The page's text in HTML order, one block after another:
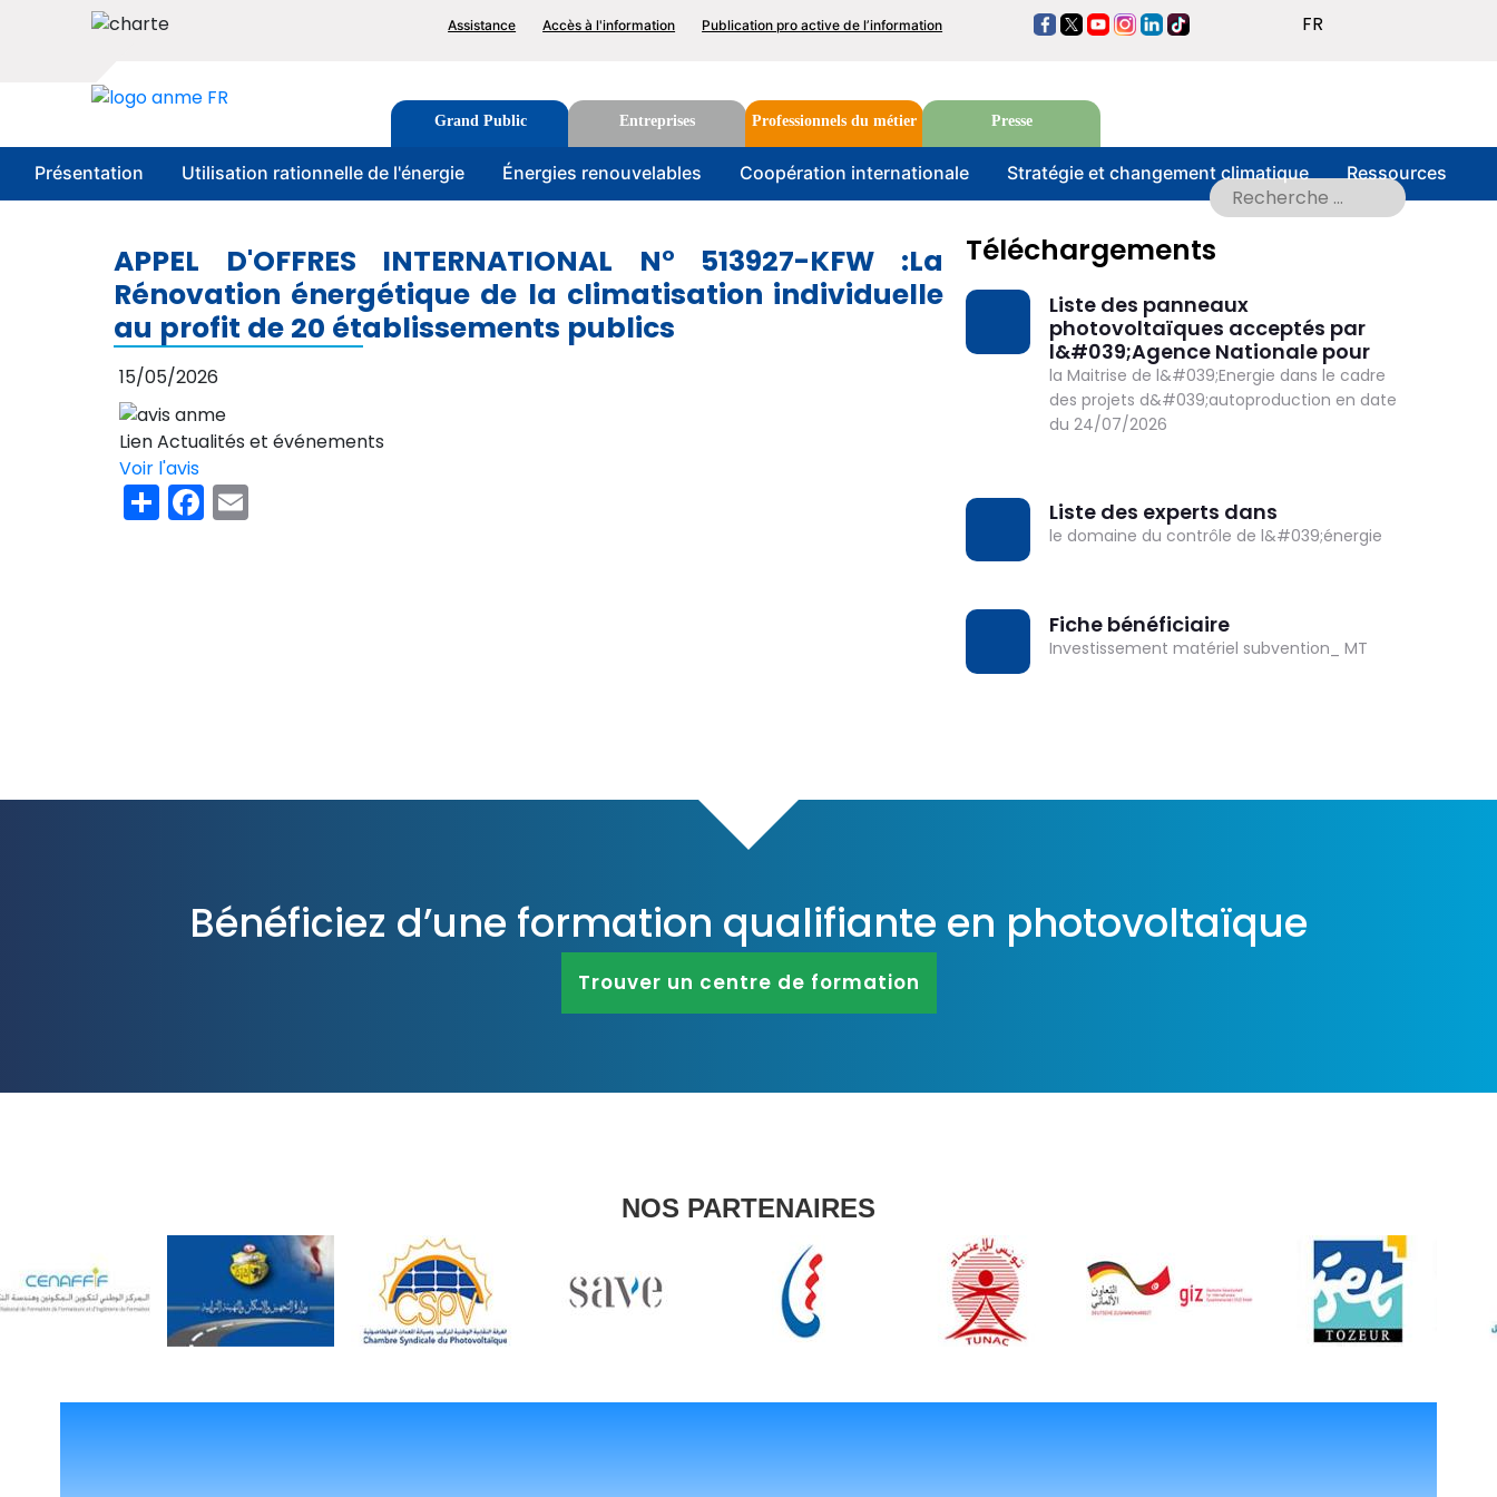
Top
Assistance Accès à l'information Publication pro active de l’information https://www.facebook.com/anmetun
https://twitter.com/ANMETunisie
https://www.youtube.com/@ANMETunisie2014
https://www.instagram.com/anmetunisie
https://www.linkedin.com/company/
l-
https://www.tiktok.com/
FR
Image
Rechercher
Tabs
menu
Grand Public Entreprises Professionnels du métier Presse
Présentation Utilisation rationnelle de l'énergie Énergies renouvelables Coopération internationale Stratégie et changement climatique Ressources
APPEL D'OFFRES INTERNATIONAL N° 513927-KFW :La
Rénovation énergétique de la climatisation individuelle
au profit de 20 établissements publics
15/05/2026
Lien Actualités et événements
Voir l'avis
ShareFacebook
Téléchargements
DOWNLOADListe des panneaux
photovoltaïques acceptés par
l&#039;Agence Nationale pour
la Maitrise de l&#039;Energie dans le cadre
des projets d&#039;autoproduction en date
du 24/07/2026
DOWNLOADListe des experts dans
le domaine du contrôle de l&#039;énergie
DOWNLOADFiche bénéficiaire
Investissement matériel subvention_ MT
Bénéficiez d’une formation qualifiante en photovoltaïque
Trouver un centre de formation
NOS PARTENAIRES